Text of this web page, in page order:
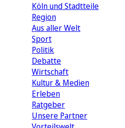
Köln und Stadtteile
Region
Aus aller Welt
Sport
Politik
Debatte
Wirtschaft
Kultur & Medien
Erleben
Ratgeber
Unsere Partner